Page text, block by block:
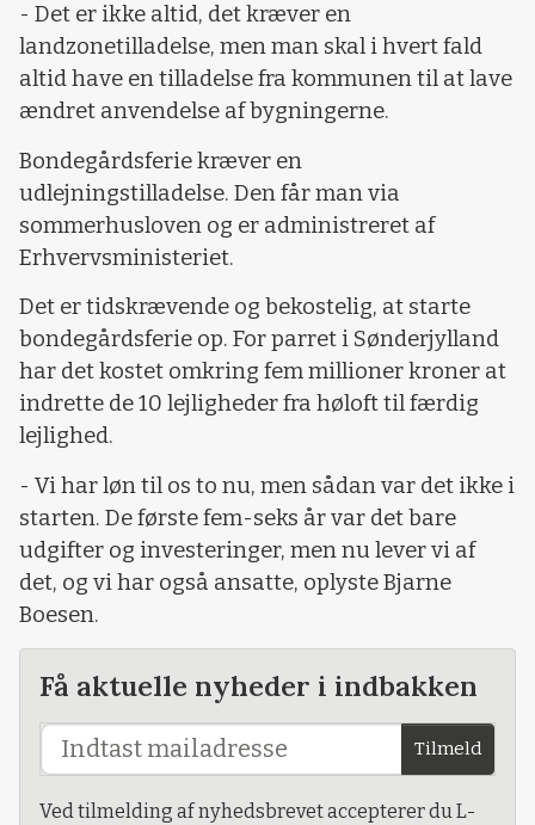
- Det er ikke altid, det kræver en
landzonetilladelse, men man skal i hvert fald
altid have en tilladelse fra kommunen til at lave
ændret anvendelse af bygningerne.
Bondegårdsferie kræver en
udlejningstilladelse. Den får man via
sommerhusloven og er administreret af
Erhvervsministeriet.
Det er tidskrævende og bekostelig, at starte
bondegårdsferie op. For parret i Sønderjylland
har det kostet omkring fem millioner kroner at
indrette de 10 lejligheder fra høloft til færdig
lejlighed.
- Vi har løn til os to nu, men sådan var det ikke i
starten. De første fem-seks år var det bare
udgifter og investeringer, men nu lever vi af
det, og vi har også ansatte, oplyste Bjarne
Boesen.
Få aktuelle nyheder i indbakken
Tilmeld
Ved tilmelding af nyhedsbrevet accepterer du L-